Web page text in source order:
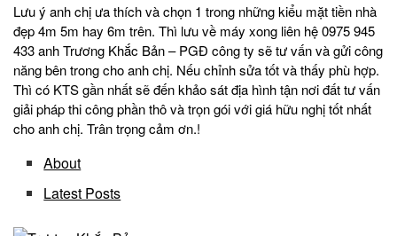
Lưu ý anh chị ưa thích và chọn 1 trong những kiểu mặt tiền nhà
đẹp 4m 5m hay 6m trên. Thì lưu về máy xong liên hệ 0975 945
433 anh Trương Khắc Bản – PGĐ công ty sẽ tư vấn và gửi công
năng bên trong cho anh chị. Nếu chỉnh sửa tốt và thấy phù hợp.
Thì có KTS gần nhất sẽ đến khảo sát địa hình tận nơi đất tư vấn
giải pháp thi công phần thô và trọn gói với giá hữu nghị tốt nhất
cho anh chị. Trân trọng cảm ơn.!
About
Latest Posts